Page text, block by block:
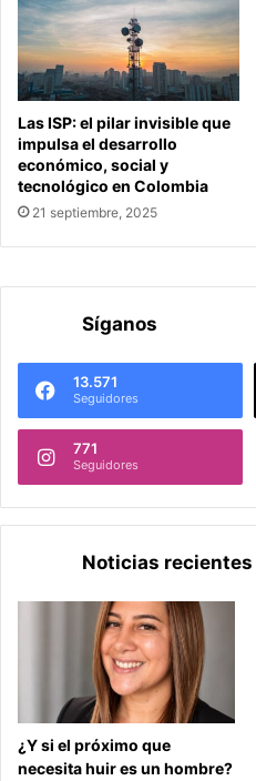
Las ISP: el pilar invisible que
impulsa el desarrollo
económico, social y
tecnológico en Colombia
21 septiembre, 2025
Síganos
13.571
Seguidores
771
Seguidores
Noticias recientes
¿Y si el próximo que
necesita huir es un hombre?